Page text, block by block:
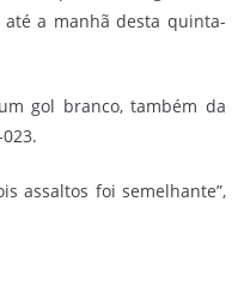
a manhã desta quinta-
gol branco, também da
assaltos foi semelhante”,